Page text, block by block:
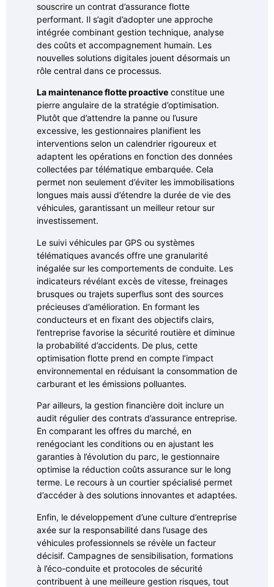
souscrire un contrat d’assurance flotte
performant. Il s’agit d’adopter une approche
intégrée combinant gestion technique, analyse
des coûts et accompagnement humain. Les
nouvelles solutions digitales jouent désormais un
rôle central dans ce processus.
La maintenance flotte proactive constitue une
pierre angulaire de la stratégie d’optimisation.
Plutôt que d’attendre la panne ou l’usure
excessive, les gestionnaires planifient les
interventions selon un calendrier rigoureux et
adaptent les opérations en fonction des données
collectées par télématique embarquée. Cela
permet non seulement d’éviter les immobilisations
longues mais aussi d’étendre la durée de vie des
véhicules, garantissant un meilleur retour sur
investissement.
Le suivi véhicules par GPS ou systèmes
télématiques avancés offre une granularité
inégalée sur les comportements de conduite. Les
indicateurs révélant excès de vitesse, freinages
brusques ou trajets superflus sont des sources
précieuses d’amélioration. En formant les
conducteurs et en fixant des objectifs clairs,
l’entreprise favorise la sécurité routière et diminue
la probabilité d’accidents. De plus, cette
optimisation flotte prend en compte l’impact
environnemental en réduisant la consommation de
carburant et les émissions polluantes.
Par ailleurs, la gestion financière doit inclure un
audit régulier des contrats d’assurance entreprise.
En comparant les offres du marché, en
renégociant les conditions ou en ajustant les
garanties à l’évolution du parc, le gestionnaire
optimise la réduction coûts assurance sur le long
terme. Le recours à un courtier spécialisé permet
d’accéder à des solutions innovantes et adaptées.
Enfin, le développement d’une culture d’entreprise
axée sur la responsabilité dans l’usage des
véhicules professionnels se révèle un facteur
décisif. Campagnes de sensibilisation, formations
à l’éco-conduite et protocoles de sécurité
contribuent à une meilleure gestion risques, tout